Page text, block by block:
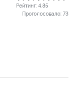
Рейтинг: 4.85
Проголосовало: 73